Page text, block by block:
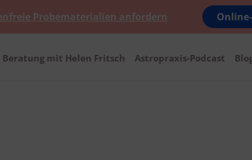
Probematerialien anfordern
Beratung mit Helen Fritsch Astropraxis-Podcast